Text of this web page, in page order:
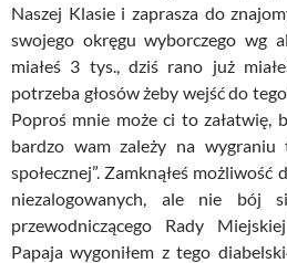
Naszej Klasie i zaprasza do
swojego okręgu wyborczego wg
miałeś 3 tys., dziś rano już
potrzeba głosów żeby wejść do
Poproś mnie może ci to załatwię,
bardzo wam zależy na wygraniu
społecznej”. Zamknąłeś
niezalogowanych, ale nie bój
przewodniczącego Rady
Papaja wygoniłem z tego